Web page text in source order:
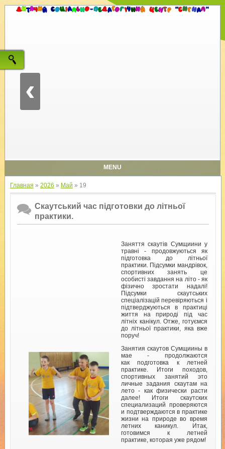
‹
MENU
Главная » 2026 » Май » 19
Скаутський час підготовки до літньої
практики.
Заняття скаутів Сумщиини у
травні - продовжуються як
підготовка до літньої
практики. Підсумки мандрівок,
спортивних занять це
особисті завдання на літо - як
фізично зростати надалі!
Підсумки скаутських
спеціалізацій перевіряються і
підтверджуються в практиці
життя на природі під час
літніх канікул. Отже, готуємся
до літньої практики, яка вже
поруч!
Занятия скаутов Сумщиины в
мае - продолжаются
как подготовка к летней
практике. Итоги походов,
спортивных занятий это
личные задания скаутам на
лето - как физически расти
далее! Итоги скаутских
специализаций проверяются
и подтверждаются в практике
жизни на природе во время
летних каникул. Итак,
готовимся к летней
практике, которая уже рядом!